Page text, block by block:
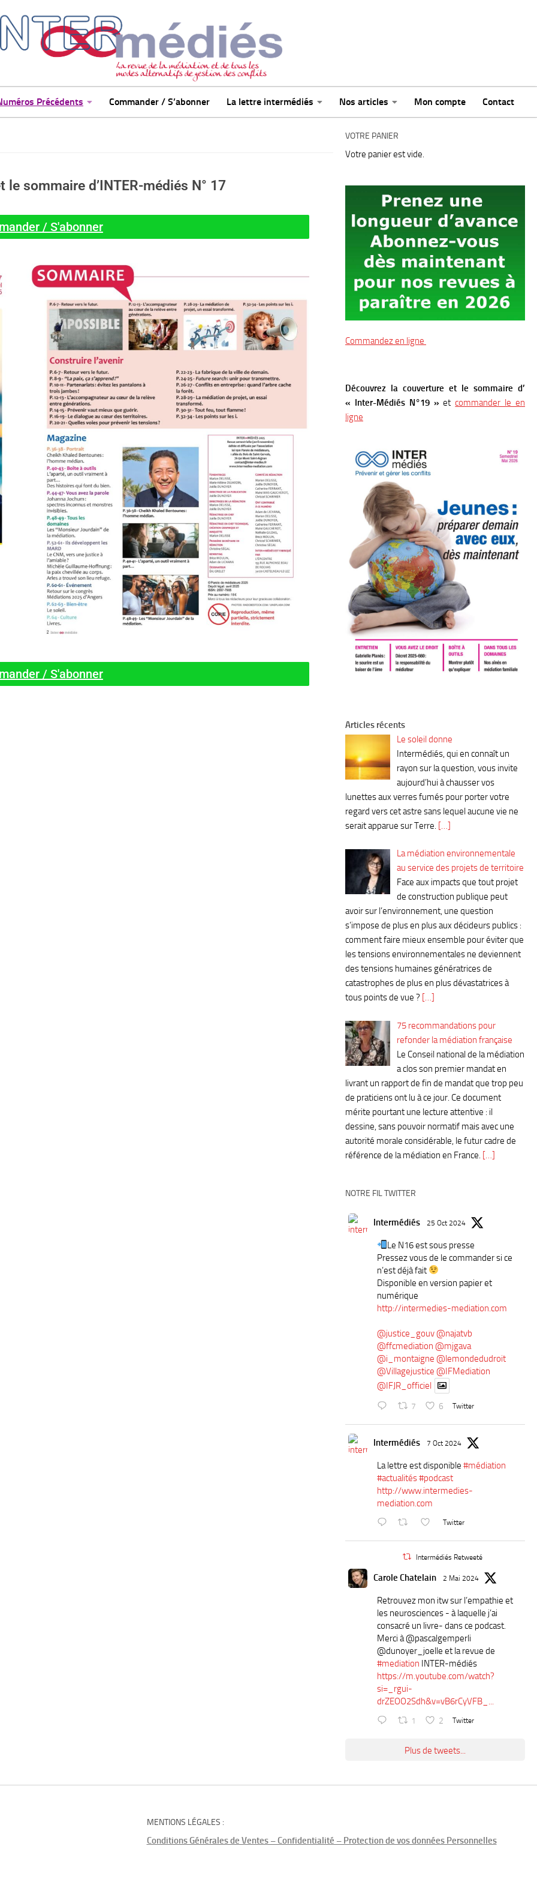
Précédents Commander / S’abonner La lettre intermédiés Nos articles Mon compte Contact
sommaire d’INTER-médiés N° 17
/ S'abonner
/ S'abonner
VOTRE PANIER
Votre panier est vide.
Commandez en ligne
Découvrez la couverture et le sommaire d’
« Inter-Médiés N°19 »etcommander le en
ligne
Articles récents
Le soleil donne
Intermédiés, qui en connaît un
rayon sur la question, vous invite
aujourd’hui à chausser vos
lunettes aux verres fumés pour porter votre
regard vers cet astre sans lequel aucune vie ne
serait apparue sur Terre. […]
La médiation environnementale
au service des projets de territoire
Face aux impacts que tout projet
de construction publique peut
avoir sur l’environnement, une question
s’impose de plus en plus aux décideurs publics :
comment faire mieux ensemble pour éviter que
les tensions environnementales ne deviennent
des tensions humaines génératrices de
catastrophes de plus en plus dévastatrices à
tous points de vue ? […]
75 recommandations pour
refonder la médiation française
Le Conseil national de la médiation
a clos son premier mandat en
livrant un rapport de fin de mandat que trop peu
de praticiens ont lu à ce jour. Ce document
mérite pourtant une lecture attentive : il
dessine, sans pouvoir normatif mais avec une
autorité morale considérable, le futur cadre de
référence de la médiation en France. […]
NOTRE FIL TWITTER
Intermédiés 25 Oct 2024
Le N16 est sous presse
Pressez vous de le commander si ce
n’est déjà fait
Disponible en version papier et
numérique
http://intermedies-mediation.com
@justice_gouv@najatvb
@ffcmediation @mjgava
@i_montaigne @lemondedudroit
@Villagejustice @IFMediation
@IFJR_officiel
7 6 Twitter
Intermédiés 7 Oct 2024
La lettre est disponible #médiation
#actualités#podcast
http://www.intermedies-
mediation.com
Twitter
Intermédiés Retweeté
Carole Chatelain 2 Mai 2024
Retrouvez mon itw sur l’empathie et
les neurosciences - à laquelle j’ai
consacré un livre- dans ce podcast.
Merci à ⁦@pascalgemperli⁩
⁦@dunoyer_joelle⁩ et la revue de
#mediation INTER-médiés
https://m.youtube.com/watch?
si=_rgui-
drZEOO2Sdh&v=vB6rCyVFB_...
1 2 Twitter
Plus de tweets...
MENTIONS LÉGALES :
Conditions Générales de Ventes – Confidentialité – Protection de vos données Personnelles